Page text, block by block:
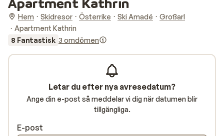
Hem Skidresor Österrike Ski Amadé
Großarl
Apartment Kathrin
8 Fantastisk 3 omdömen
Letar du efter nya avresedatum?
Ange din e-post så meddelar vi dig när datumen blir
tillgängliga.
E-post